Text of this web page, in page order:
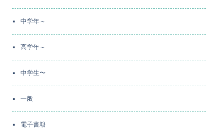
中学年～
高学年～
中学生〜
一般
電子書籍